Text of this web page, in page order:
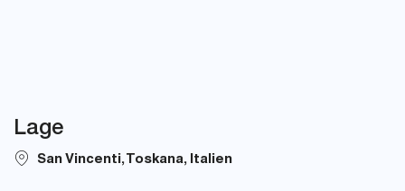
Lage
San Vincenti, Toskana, Italien